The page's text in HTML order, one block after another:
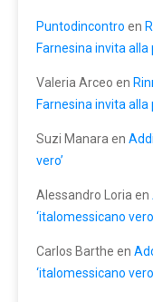
Puntodincontro en
Farnesina invita
Valeria Arceo en
Farnesina invita
Suzi Manara en
vero’
Alessandro Loria en
‘italomessicano
Carlos Barthe en
‘italomessicano